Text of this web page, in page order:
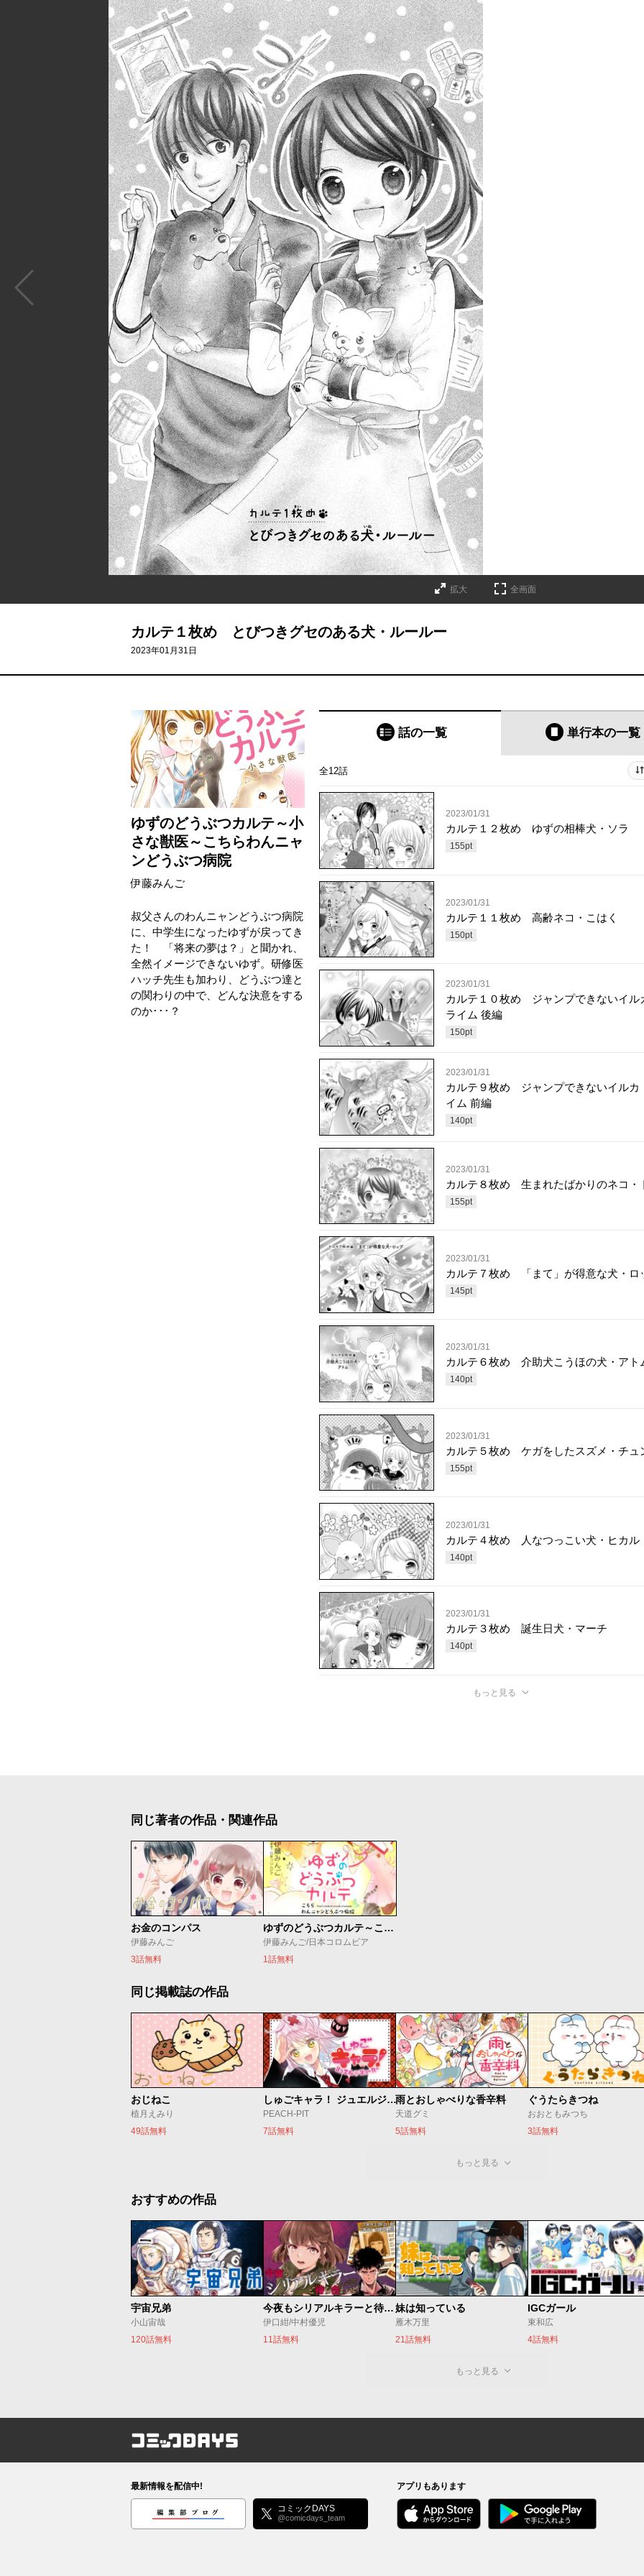
拡大 全画面
カルテ１枚め とびつきグセのある犬・ルールー
2023年01月31日
ゆずのどうぶつカルテ～小
さな獣医～こちらわんニャ
ンどうぶつ病院
伊藤みんご
叔父さんのわんニャンどうぶつ病院
に、中学生になったゆずが戻ってき
た！ 「将来の夢は？」と聞かれ、
全然イメージできないゆず。研修医
ハッチ先生も加わり、どうぶつ達と
の関わりの中で、どんな決意をする
のか･･･？
話の一覧 単行本の一覧
全12話
2023/01/31
カルテ１２枚め ゆずの相棒犬・ソラ
155pt
2023/01/31
カルテ１１枚め 高齢ネコ・こはく
150pt
2023/01/31
カルテ１０枚め ジャンプできないイル
ライム 後編
150pt
2023/01/31
カルテ９枚め ジャンプできないイルカ
イム 前編
140pt
2023/01/31
カルテ８枚め 生まれたばかりのネコ・
155pt
2023/01/31
カルテ７枚め 「まて」が得意な犬・ロ
145pt
2023/01/31
カルテ６枚め 介助犬こうほの犬・アト
140pt
2023/01/31
カルテ５枚め ケガをしたスズメ・チュ
155pt
2023/01/31
カルテ４枚め 人なつっこい犬・ヒカル
140pt
2023/01/31
カルテ３枚め 誕生日犬・マーチ
140pt
もっと見る
同じ著者の作品・関連作品
お金のコンパス
伊藤みんご
3話無料
ゆずのどうぶつカルテ～こちら わんニャンどうぶつ病院～
伊藤みんご/日本コロムビア
1話無料
同じ掲載誌の作品
おじねこ
植月えみり
49話無料
しゅごキャラ！ ジュエルジョーカー
PEACH-PIT
7話無料
雨とおしゃべりな香辛料
天道グミ
5話無料
ぐうたらきつね
おおともみつち
3話無料
もっと見る
おすすめの作品
宇宙兄弟
小山宙哉
120話無料
今夜もシリアルキラーと待ち合わせ
伊口紺/中村優児
11話無料
妹は知っている
雁木万里
21話無料
IGCガール
東和広
4話無料
もっと見る
コミックDAYS
最新情報を配信中!
編集部ブログ コミックDAYS
@comicdays_team
アプリもあります